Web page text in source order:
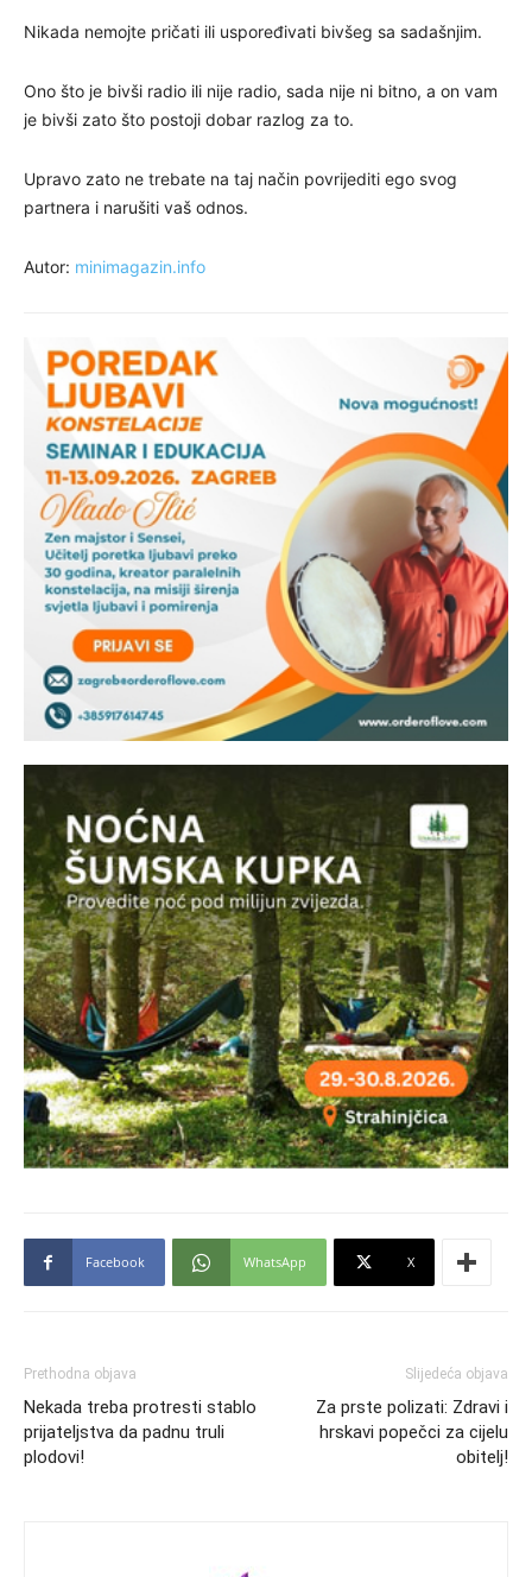
Nikada nemojte pričati ili uspoređivati bivšeg sa sadašnjim.
Ono što je bivši radio ili nije radio, sada nije ni bitno, a on vam
je bivši zato što postoji dobar razlog za to.
Upravo zato ne trebate na taj način povrijediti ego svog
partnera i narušiti vaš odnos.
Autor: minimagazin.info
Facebook WhatsApp X
Prethodna objava
Nekada treba protresti stablo
prijateljstva da padnu truli
plodovi!
Slijedeća objava
Za prste polizati: Zdravi i
hrskavi popečci za cijelu
obitelj!